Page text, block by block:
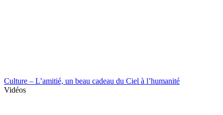
Culture – L’amitié, un beau cadeau du Ciel à l’humanité
Vidéos